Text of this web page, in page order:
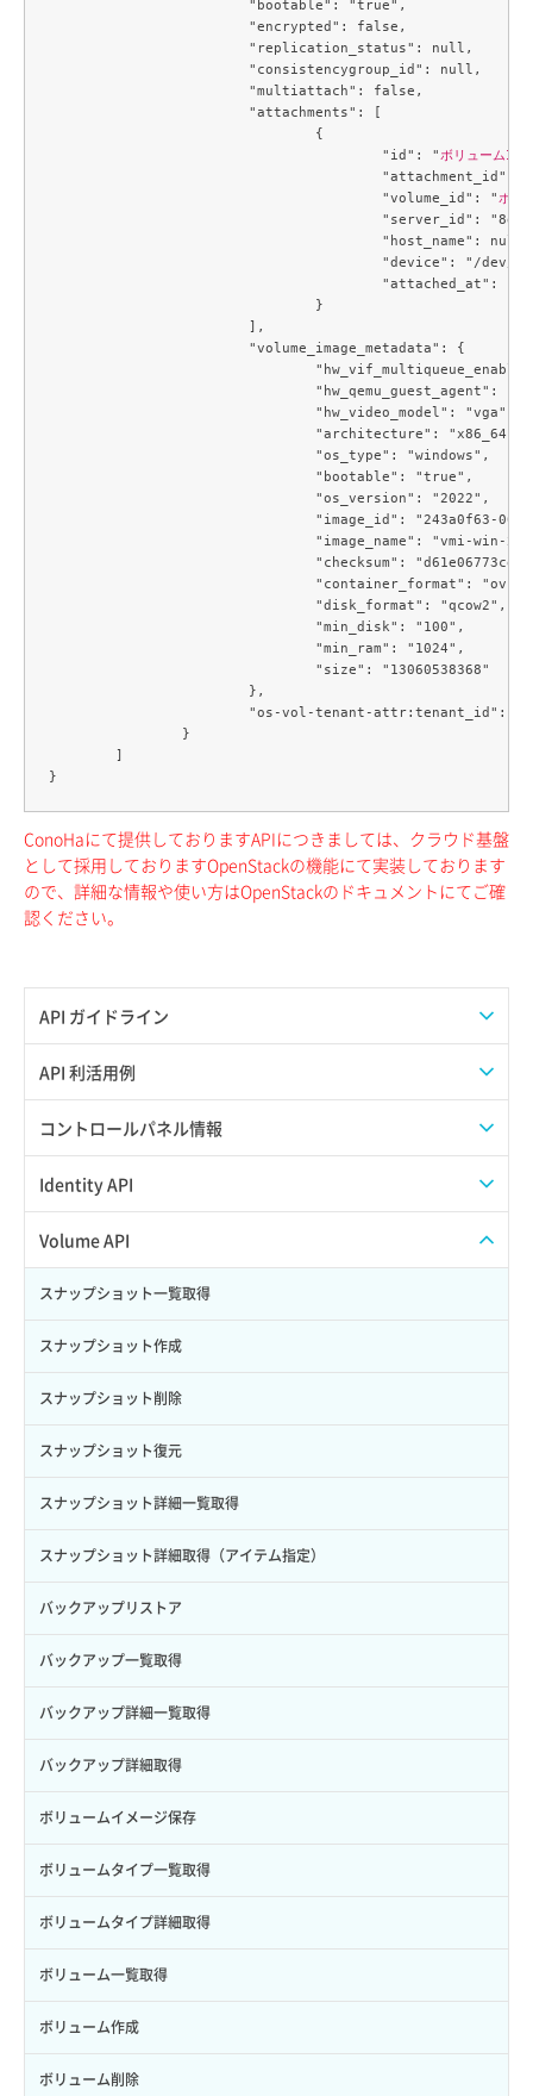
API ガイドライン
APIのご利用について
API 利活用例
APIでAPIサブユーザーを作成する
APIでVPSにISOイメージを挿入する
APIでVPSを作成する
コントロールパネル情報
APIユーザーを作成する
API情報を確認する
Identity API
Credential一覧取得
Credential作成
Credential削除
Credential詳細取得
サブユーザーからロールを紐づけ解除
サブユーザーにロールを紐づけ
サブユーザー一覧取得
サブユーザー作成
サブユーザー削除
サブユーザー更新
サブユーザー詳細取得
トークン発行
パーミッション一覧取得
ロールからパーミッションを紐づけ解除
ロールにパーミッションを紐づけ
ロール一覧取得
ロール作成
Volume API
スナップショット一覧取得
スナップショット作成
スナップショット削除
スナップショット復元
スナップショット詳細一覧取得
スナップショット詳細取得（アイテム指定）
バックアップリストア
バックアップ一覧取得
バックアップ詳細一覧取得
バックアップ詳細取得
ボリュームイメージ保存
ボリュームタイプ一覧取得
ボリュームタイプ詳細取得
ボリューム一覧取得
ボリューム作成
ボリューム削除
					"id": "
ボリュームID
					"volume_id": "
ボリ
ConoHaにて提供しておりますAPIにつきましては、クラウド基盤
として採用しておりますOpenStackの機能にて実装しております
ので、詳細な情報や使い方はOpenStackのドキュメントにてご確
認ください。